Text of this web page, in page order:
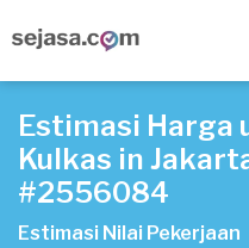
Estimasi Harga
Kulkas in
#2556084
Estimasi Nilai Pekerjaan